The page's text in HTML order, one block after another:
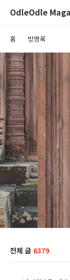
OdleOdle
홈 방명록
전체 글 6379